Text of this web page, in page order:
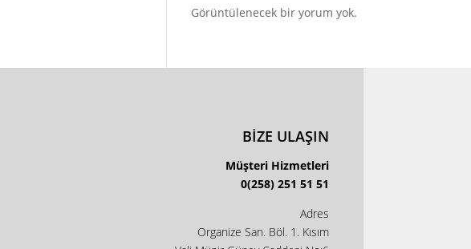
Görüntülenecek bir yorum yok.
BİZE ULAŞIN
Müşteri Hizmetleri
0(258) 251 51 51
Adres
Organize San. Böl. 1. Kısım